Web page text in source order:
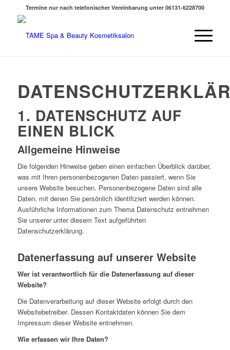
Termine nur nach telefonischer Vereinbarung unter 06131-6228700
1. DATENSCHUTZ AUF
EINEN BLICK
Allgemeine Hinweise
Die folgenden Hinweise geben einen einfachen Überblick darüber,
was mit Ihren personenbezogenen Daten passiert, wenn Sie
unsere Website besuchen. Personenbezogene Daten sind alle
Daten, mit denen Sie persönlich identifiziert werden können.
Ausführliche Informationen zum Thema Datenschutz entnehmen
Sie unserer unter diesem Text aufgeführten
Datenschutzerklärung.
Datenerfassung auf unserer Website
Wer ist verantwortlich für die Datenerfassung auf dieser
Website?
Die Datenverarbeitung auf dieser Website erfolgt durch den
Websitebetreiber. Dessen Kontaktdaten können Sie dem
Impressum dieser Website entnehmen.
Wie erfassen wir Ihre Daten?